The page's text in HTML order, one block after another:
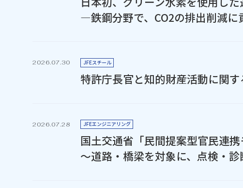
―鉄鋼分野で、CO2の排出削減
2026.07.30 JFEスチール
特許庁長官と知的財産活動に関
2026.07.28 JFEエンジニアリング
国土交通省「民間提案型官民連
～道路・橋梁を対象に、点検・